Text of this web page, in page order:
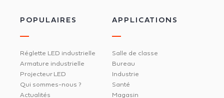
POPULAIRES
Réglette LED industrielle
Armature industrielle
Projecteur LED
Qui sommes-nous ?
Actualités
APPLICATIONS
Salle de classe
Bureau
Industrie
Santé
Magasin